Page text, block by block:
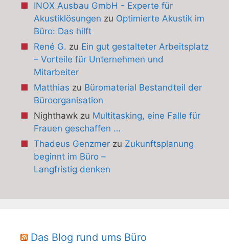
INOX Ausbau GmbH - Experte für
Akustiklösungen zu Optimierte Akustik im
Büro: Das hilft
René G. zu Ein gut gestalteter Arbeitsplatz
– Vorteile für Unternehmen und
Mitarbeiter
Matthias zu Büromaterial Bestandteil der
Büroorganisation
Nighthawkzu Multitasking, eine Falle für
Frauen geschaffen …
Thadeus Genzmerzu Zukunftsplanung
beginnt im Büro –
Langfristig denken
Das Blog rund ums Büro